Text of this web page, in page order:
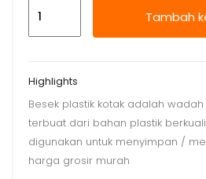
/
Tenong
Bulat
Dx,
Jual
Tambah
Highlights
Besek plastik kotak adalah
terbuat dari bahan plastik
digunakan untuk menyimpan /
harga grosir murah